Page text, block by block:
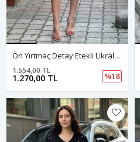
Ön Yırtmaç Detay Etekli Likralı Kot Elbise-Mavi
1.270,00 TL
1.554,00 TL
%18